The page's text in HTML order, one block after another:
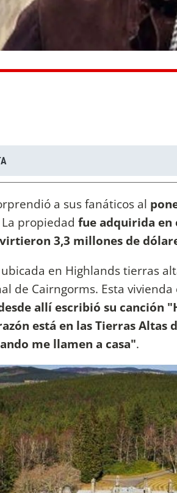
a sus fanáticos al
La propiedad fue adquirida en
3,3 millones de
en Highlands tierras
de Cairngorms. Esta
allí escribió su canción
está en las Tierras Altas
me llamen a casa".